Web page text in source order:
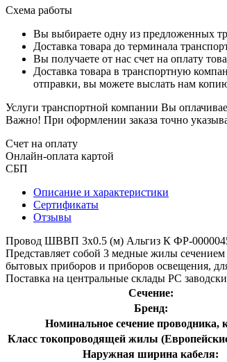
Схема работы
Вы выбираете одну из предложенных
Доставка товара до терминала
Вы получаете от нас счет на оплату
Доставка товара в транспортную
отправки, вы можете выслать нам
Услуги транспортной компании Вы
Важно! При оформлении заказа точно
Счет на оплату
Онлайн-оплата картой
СБП
Описание и характеристики
Сертификаты
Отзывы
Провод ШВВП 3х0.5 (м) Альгиз К ФР-
Представляет собой 3 медные жилы
бытовых приборов и приборов освещения,
Поставка на центральные склады РС
Сечение:
Бренд:
Номинальное сечение проводника,
Класс токопроводящей жилы
Наружная ширина кабеля: